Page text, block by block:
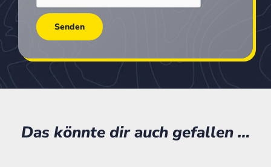
Das könnte dir auch gefallen …